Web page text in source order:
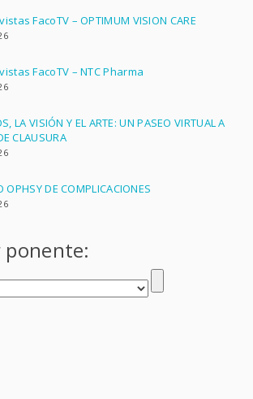
FacoTV – OPTIMUM VISION CARE
FacoTV – NTC Pharma
LA VISIÓN Y EL ARTE: UN PASEO VIRTUAL A
CLAUSURA
OPHSY DE COMPLICACIONES
ponente: